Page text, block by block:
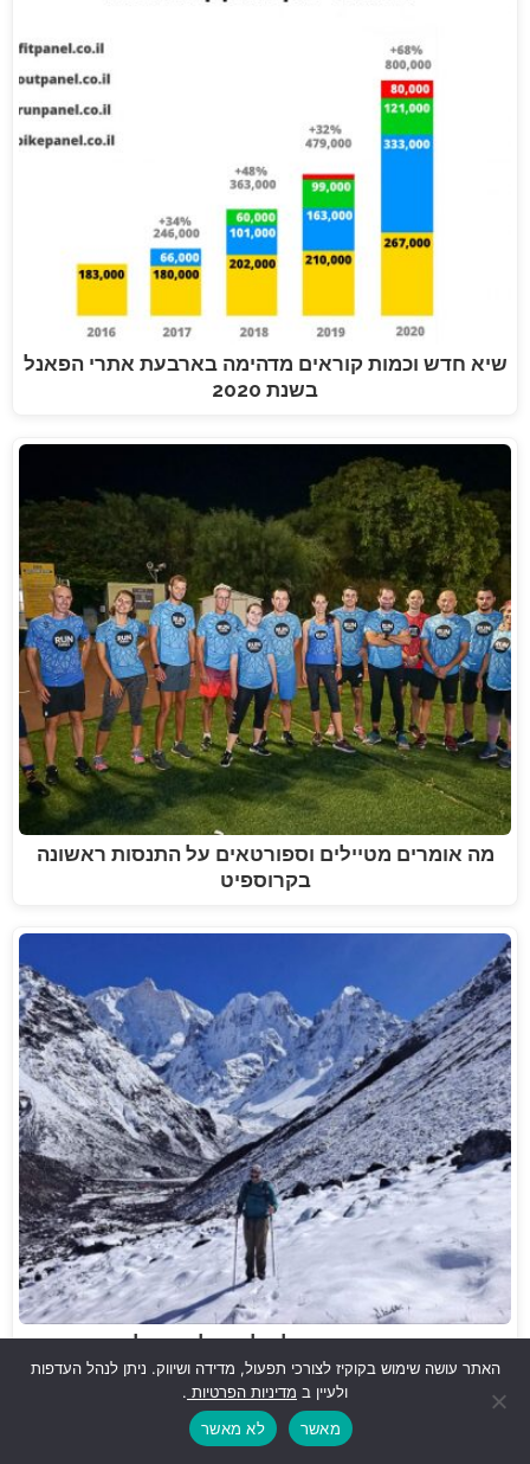
שיא חדש וכמות קוראים מדהימה בארבעת אתרי הפאנל
בשנת 2020
מה אומרים מטיילים וספורטאים על התנסות ראשונה
בקרוספיט
המדריך השלם למטייל בנפאל
האתר עושה שימוש בקוקיז לצורכי תפעול, מדידה ושיווק. ניתן לנהל העדפות
ולעיין ב מדיניות הפרטיות .
מאשר
לא מאשר